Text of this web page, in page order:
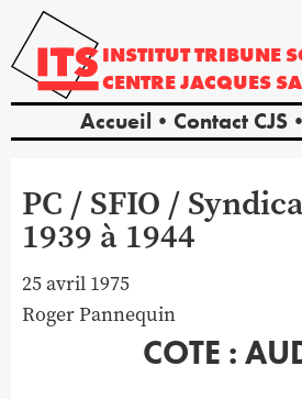
INSTITUTTRIBUNE
CENTREJACQUES
Accueil Contact CJS
PC / SFIO /
1939 à 1944
25 avril 1975
RogerPannequin
COTE :